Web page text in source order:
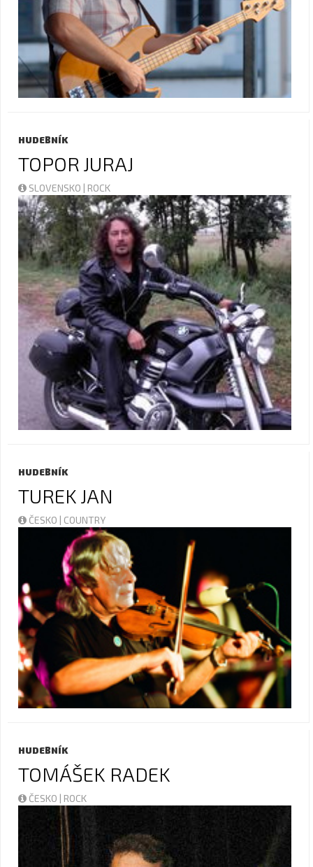
HUDEBNÍK
TOPOR JURAJ
SLOVENSKO | ROCK
HUDEBNÍK
TUREK JAN
ČESKO | COUNTRY
HUDEBNÍK
TOMÁŠEK RADEK
ČESKO | ROCK